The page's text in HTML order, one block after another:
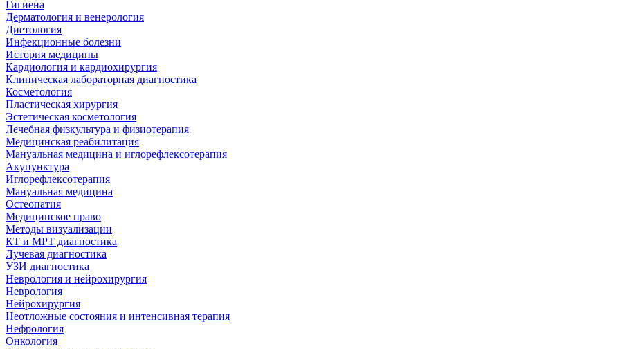
Гигиена
Дерматология и венерология
Диетология
Инфекционные болезни
История медицины
Кардиология и кардиохирургия
Клиническая лабораторная диагностика
Косметология
Пластическая хирургия
Эстетическая косметология
Лечебная физкультура и физиотерапия
Медицинская реабилитация
Мануальная медицина и иглорефлексотерапия
Акупунктура
Иглорефлексотерапия
Мануальная медицина
Остеопатия
Медицинское право
Методы визуализации
КТ и МРТ диагностика
Лучевая диагностика
УЗИ диагностика
Неврология и нейрохирургия
Неврология
Нейрохирургия
Неотложные состояния и интенсивная терапия
Нефрология
Онкология